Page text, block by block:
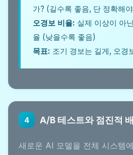
가? (길수록 좋음, 단 정확해
오경보 비율: 실제 이상이 아
율 (낮을수록 좋음)
목표: 조기 경보는 길게, 오경
4 A/B 테스트와 점진적
새로운 AI 모델을 전체 시스템